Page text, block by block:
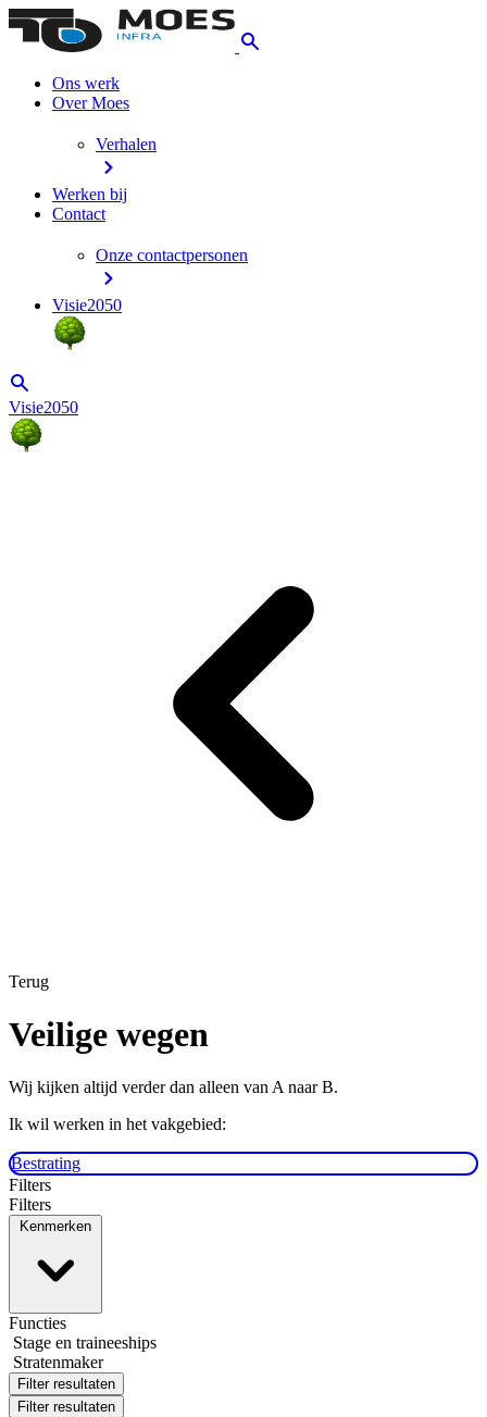
Ons werk
Over Moes
Verhalen
Werken bij
Contact
Onze contactpersonen
Visie2050
Visie2050
Terug
Veilige wegen
Wij kijken altijd verder dan alleen van A naar B.
Ik wil werken in het vakgebied:
Bestrating
Filters
Filters
Kenmerken
Functies
Stage en traineeships
Stratenmaker
Filter resultaten
Filter resultaten